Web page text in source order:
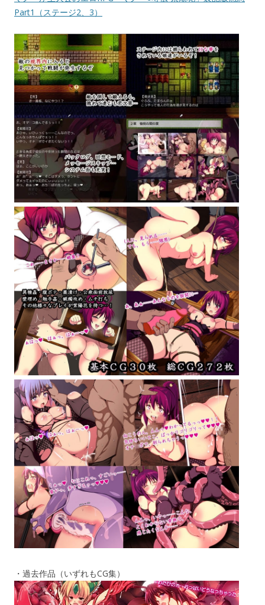
Part1（ステージ2、3）
・過去作品（いずれもCG集）